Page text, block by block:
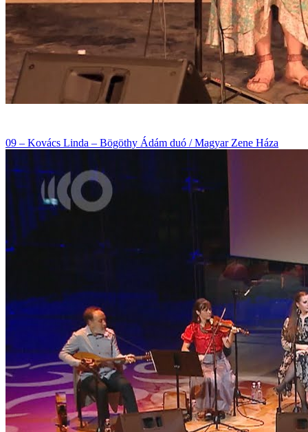
09 – Kovács Linda – Bögöthy Ádám duó / Magyar Zene Háza